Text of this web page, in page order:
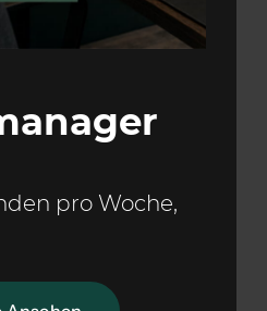
pro Woche,